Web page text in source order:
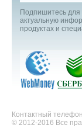
Подпишитесь для
актуальную
продуктах и
Контактный
© 2012-2016 Все